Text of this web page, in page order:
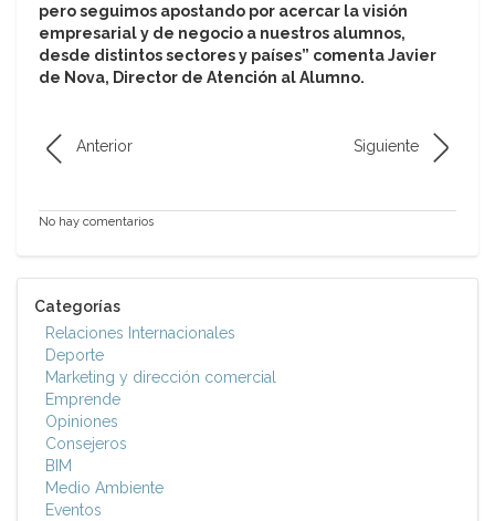
pero seguimos apostando por acercar la visión
empresarial y de negocio a nuestros alumnos,
desde distintos sectores y países” comenta Javier
de Nova, Director de Atención al Alumno.
Anterior Siguiente
No hay comentarios
Categorías
Relaciones Internacionales
Deporte
Marketing y dirección comercial
Emprende
Opiniones
Consejeros
BIM
Medio Ambiente
Eventos